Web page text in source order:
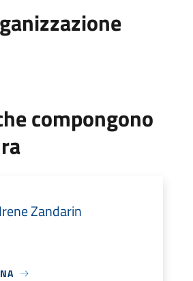
compongono
Irene Zandarin